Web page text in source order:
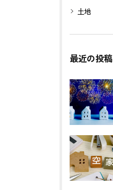
土地
最近の投稿